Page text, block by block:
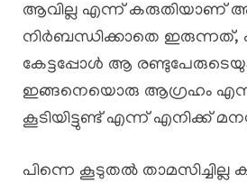
ആവില്ല എന്ന് കരുതിയാണ്
നിർബന്ധിക്കാതെ ഇരുന്നത്,
കേട്ടപ്പോൾ ആ
ഇങ്ങനെയൊരു ആഗ്രഹം
കൂടിയിട്ടുണ്ട് എന്ന് എനിക്ക്
പിന്നെ കൂടുതൽ താമസിച്ചില്ല